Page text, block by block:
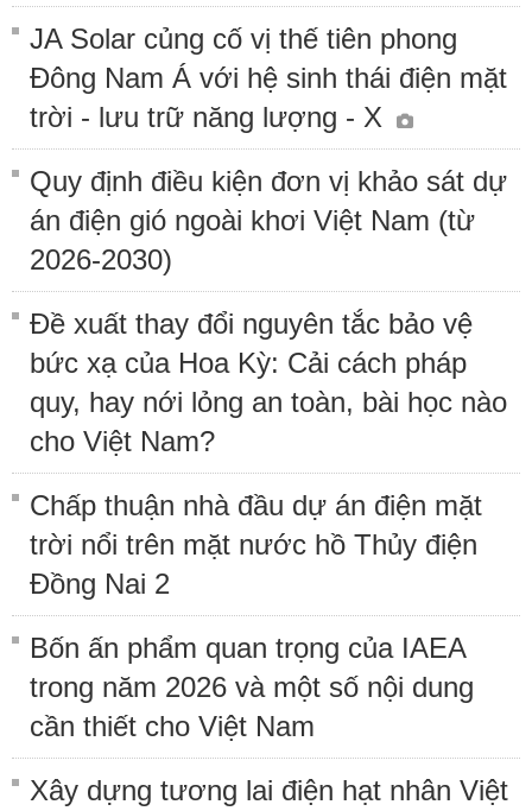
JA Solar củng cố vị thế tiên phong
Đông Nam Á với hệ sinh thái điện mặt
trời - lưu trữ năng lượng - X
Quy định điều kiện đơn vị khảo sát dự
án điện gió ngoài khơi Việt Nam (từ
2026-2030)
Đề xuất thay đổi nguyên tắc bảo vệ
bức xạ của Hoa Kỳ: Cải cách pháp
quy, hay nới lỏng an toàn, bài học nào
cho Việt Nam?
Chấp thuận nhà đầu dự án điện mặt
trời nổi trên mặt nước hồ Thủy điện
Đồng Nai 2
Bốn ấn phẩm quan trọng của IAEA
trong năm 2026 và một số nội dung
cần thiết cho Việt Nam
Xây dựng tương lai điện hạt nhân Việt